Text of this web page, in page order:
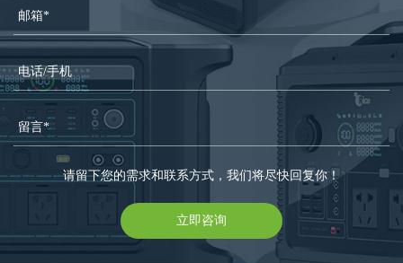
请留下您的需求和联系方式，我们将尽快回复你！
立即咨询